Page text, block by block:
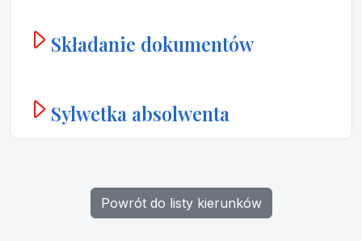
Składanie dokumentów
Sylwetka absolwenta
Powrót do listy kierunków